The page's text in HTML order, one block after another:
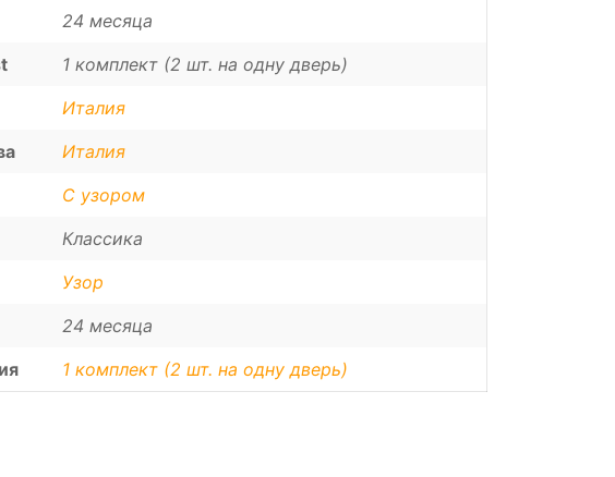
24 месяца
1 комплект (2 шт. на одну дверь)
Италия
Италия
С узором
Классика
Узор
24 месяца
1 комплект (2 шт. на одну дверь)